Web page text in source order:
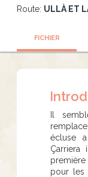
Route: ULLÀ ET
FICHIER
​​​​​Il
écluse
Çarriera
pour